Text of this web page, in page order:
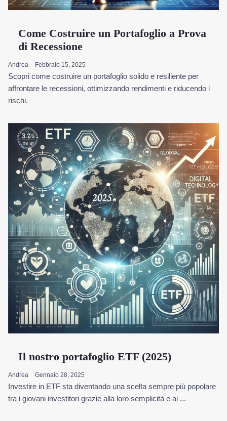
Come Costruire un Portafoglio a Prova
di Recessione
Andrea Febbraio 15, 2025
Scopri come costruire un portafoglio solido e resiliente per
affrontare le recessioni, ottimizzando rendimenti e riducendo i
rischi.
Il nostro portafoglio ETF (2025)
Andrea Gennaio 28, 2025
Investire in ETF sta diventando una scelta sempre più popolare
tra i giovani investitori grazie alla loro semplicità e ai ...